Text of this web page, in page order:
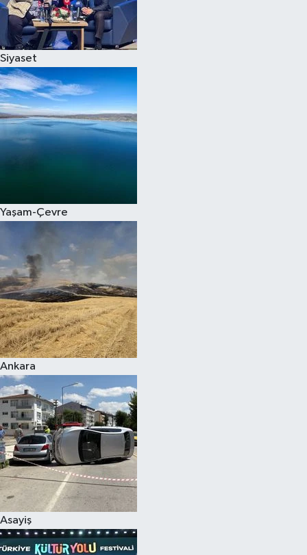
Siyaset
Yaşam-Çevre
Ankara
Asayiş
Spor
Çocuk
Eğitim
Kim kimdir?
Kültür Sanat
Sağlık
Siyaset
Teknoloji
Televizyon
Yaşam-Çevre